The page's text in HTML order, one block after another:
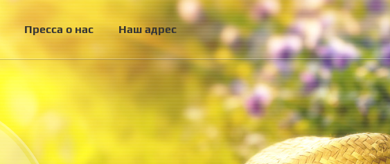
Пресса о нас Наш адрес